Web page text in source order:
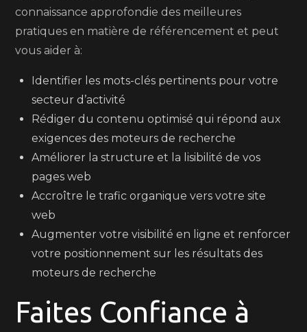
connaissance approfondie des meilleures
pratiques en matière de référencement et peut
vous aider à:
Identifier les mots-clés pertinents pour votre
secteur d’activité
Rédiger du contenu optimisé qui répond aux
exigences des moteurs de recherche
Améliorer la structure et la lisibilité de vos
pages web
Accroître le trafic organique vers votre site
web
Augmenter votre visibilité en ligne et renforcer
votre positionnement sur les résultats des
moteurs de recherche
Faites Confiance à